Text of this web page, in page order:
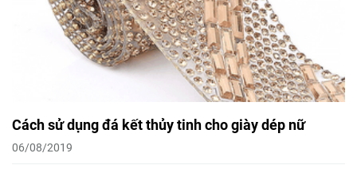
Cách sử dụng đá kết thủy tinh cho giày dép nữ
06/08/2019